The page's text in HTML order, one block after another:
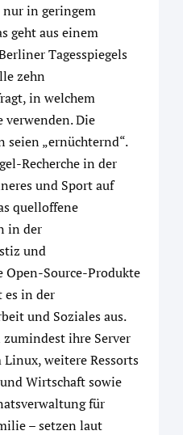
nur in geringem
geht aus einem
Tagesspiegels
zehn
in welchem
verwenden. Die
seien „ernüchternd“.
Recherche in der
und Sport auf
quelloffene
in der
und
Open-Source-Produkte
es in der
und Soziales aus.
ihre Server
weitere Ressorts
Wirtschaft sowie
für
– setzen laut